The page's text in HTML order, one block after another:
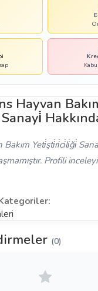
Hayvan
Bakım Yeti̇şti̇ri̇ci̇li̇ği̇
Profili
(0)